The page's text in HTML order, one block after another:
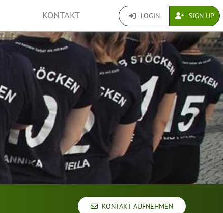
KONTAKT LOGIN SIGN UP
KONTAKT AUFNEHMEN